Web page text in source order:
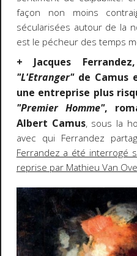
façon non moins
sécularisées autour de la
est le pécheur des temps
+ Jacques
"L'Etranger"de Camus
une entreprise plus
"Premier Homme",
Albert Camus, sous la
avec qui Ferrandez
Ferrandez a été interrogé
reprise par Mathieu Van